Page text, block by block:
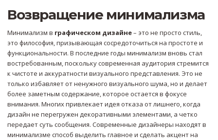
Возвращение минимализма
Минимализм в графическом дизайне– это не просто стиль,
это философия, призывающая сосредоточиться на простоте и
функциональности. В последние годы минимализм вновь стал
востребованным, поскольку современная аудитория стремится
к чистоте и аккуратности визуального представления. Это не
только избавляет от ненужного визуального шума, но и делает
более заметным содержание, которое остается в фокусе
внимания. Многих привлекает идея отказа от лишнего, когда
дизайн не перегружен декоративными элементами, а четко
передает суть сообщения. Современные дизайнеры находят в
минимализме способ выделить главное и сделать акцент на